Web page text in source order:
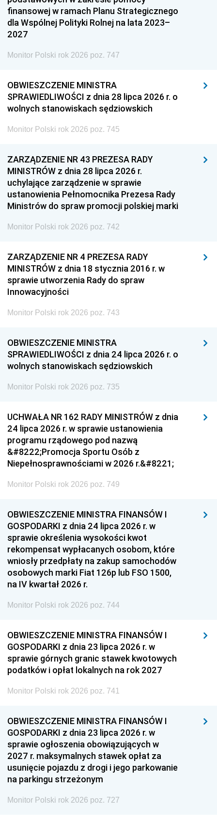
finansowej w ramach Planu Strategicznego
dla Wspólnej Polityki Rolnej na lata 2023–
2027
Monitor Polski rok 2026 poz. 747
OBWIESZCZENIE MINISTRA
SPRAWIEDLIWOŚCI z dnia 28 lipca 2026 r. o
wolnych stanowiskach sędziowskich
Monitor Polski rok 2026 poz. 745
ZARZĄDZENIE NR 43 PREZESA RADY
MINISTRÓW z dnia 28 lipca 2026 r.
uchylające zarządzenie w sprawie
ustanowienia Pełnomocnika Prezesa Rady
Ministrów do spraw promocji polskiej marki
Monitor Polski rok 2026 poz. 742
ZARZĄDZENIE NR 4 PREZESA RADY
MINISTRÓW z dnia 18 stycznia 2016 r. w
sprawie utworzenia Rady do spraw
Innowacyjności
Monitor Polski rok 2026 poz. 743
OBWIESZCZENIE MINISTRA
SPRAWIEDLIWOŚCI z dnia 24 lipca 2026 r. o
wolnych stanowiskach sędziowskich
Monitor Polski rok 2026 poz. 735
UCHWAŁA NR 162 RADY MINISTRÓW z dnia
24 lipca 2026 r. w sprawie ustanowienia
programu rządowego pod nazwą
&#8222;Promocja Sportu Osób z
Niepełnosprawnościami w 2026 r.&#8221;
Monitor Polski rok 2026 poz. 749
OBWIESZCZENIE MINISTRA FINANSÓW I
GOSPODARKI z dnia 24 lipca 2026 r. w
sprawie określenia wysokości kwot
rekompensat wypłacanych osobom, które
wniosły przedpłaty na zakup samochodów
osobowych marki Fiat 126p lub FSO 1500,
na IV kwartał 2026 r.
Monitor Polski rok 2026 poz. 744
OBWIESZCZENIE MINISTRA FINANSÓW I
GOSPODARKI z dnia 23 lipca 2026 r. w
sprawie górnych granic stawek kwotowych
podatków i opłat lokalnych na rok 2027
Monitor Polski rok 2026 poz. 741
OBWIESZCZENIE MINISTRA FINANSÓW I
GOSPODARKI z dnia 23 lipca 2026 r. w
sprawie ogłoszenia obowiązujących w
2027 r. maksymalnych stawek opłat za
usunięcie pojazdu z drogi i jego parkowanie
na parkingu strzeżonym
Monitor Polski rok 2026 poz. 727